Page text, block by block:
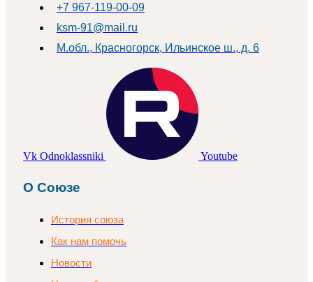
+7 967-119-00-09
ksm-91@mail.ru
М.обл., Красногорск, Ильинское ш., д. 6
Vk Odnoklassniki Youtube
О Союзе
История союза
Как нам помочь
Новости